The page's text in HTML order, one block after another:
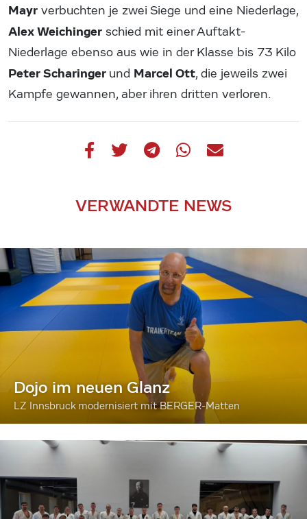
Mayr verbuchten je zwei Siege und eine Niederlage,
Alex Weichinger schied mit einer Auftakt-
Niederlage ebenso aus wie in der Klasse bis 73 Kilo
Peter Scharinger und Marcel Ott, die jeweils zwei
Kampfe gewannen, aber ihren dritten verloren.
VERWANDTE NEWS
Dojo im neuen Glanz
LZ Innsbruck modernisiert mit BERGER-Matten